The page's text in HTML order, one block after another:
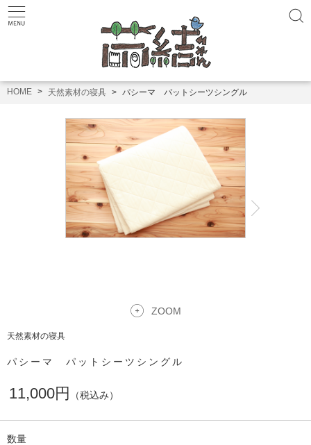
HOME 天然素材の寝具 パシーマ パットシーツシングル
ZOOM
天然素材の寝具
パシーマ パットシーツシングル
11,000円 （税込み）
数量